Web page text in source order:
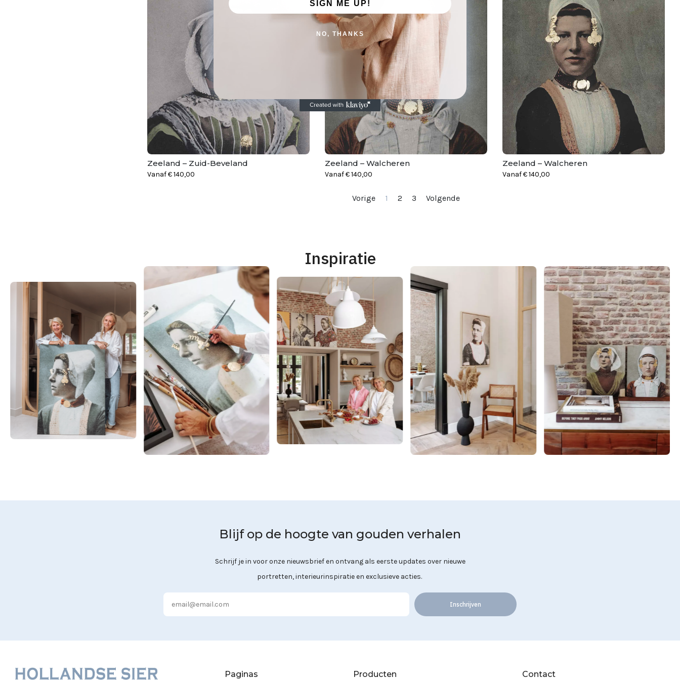
Zeeland – Zuid-Beveland
Vanaf€140,00
Zeeland – Walcheren
Vanaf€140,00
Zeeland – Walcheren
Vanaf€140,00
Vorige 1 2 3 Volgende
Inspiratie
Blijf op de hoogte van gouden verhalen
Schrijf je in voor onze nieuwsbrief en ontvang als eerste updates over nieuwe
portretten, interieurinspiratie en exclusieve acties.
Inschrijven
Paginas Producten Contact
SIGN ME UP!
NO, THANKS